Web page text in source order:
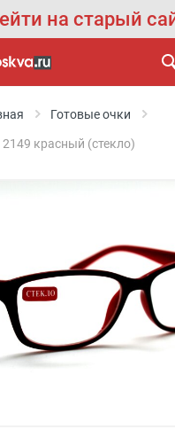
на старый
Готовые очки
красный (стекло)